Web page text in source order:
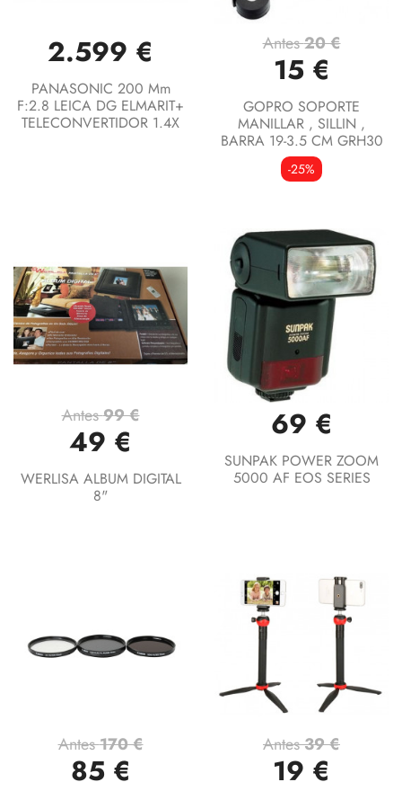
2.599 €
PANASONIC 200 Mm
F:2.8 LEICA DG ELMARIT+
TELECONVERTIDOR 1.4X
Antes20 €
15 €
GOPRO SOPORTE
MANILLAR , SILLIN ,
BARRA 19-3.5 CM GRH30
-25%
Antes99 €
49 €
WERLISA ALBUM DIGITAL
8"
69 €
SUNPAK POWER ZOOM
5000 AF EOS SERIES
Antes170 €
85 €
Antes39 €
19 €